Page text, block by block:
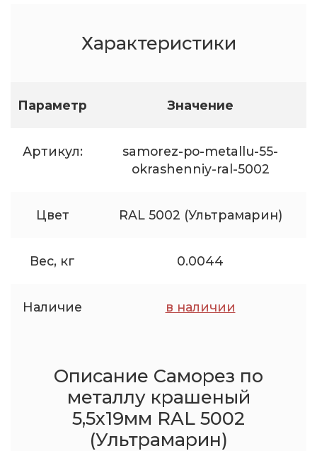
Характеристики
Параметр Значение
Артикул:
samorez-po-metallu-55-
okrashenniy-ral-5002
Цвет RAL 5002 (Ультрамарин)
Вес, кг 0.0044
Наличие в наличии
Описание Саморез по
металлу крашеный
5,5x19мм RAL 5002
(Ультрамарин)